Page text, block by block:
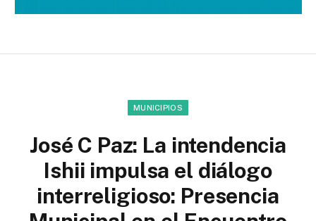
MUNICIPIOS
José C Paz: La intendencia
Ishii impulsa el diálogo
interreligioso: Presencia